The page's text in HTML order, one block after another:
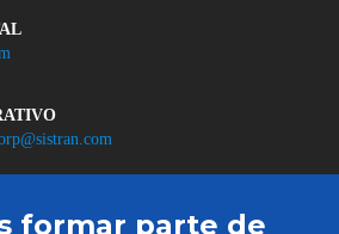
formar parte de